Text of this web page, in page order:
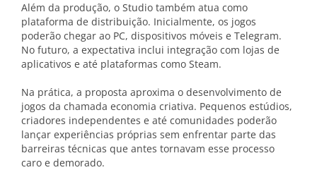
Além da produção, o Studio também atua como
plataforma de distribuição. Inicialmente, os jogos
poderão chegar ao PC, dispositivos móveis e Telegram.
No futuro, a expectativa inclui integração com lojas de
aplicativos e até plataformas como Steam.
Na prática, a proposta aproxima o desenvolvimento de
jogos da chamada economia criativa. Pequenos estúdios,
criadores independentes e até comunidades poderão
lançar experiências próprias sem enfrentar parte das
barreiras técnicas que antes tornavam esse processo
caro e demorado.